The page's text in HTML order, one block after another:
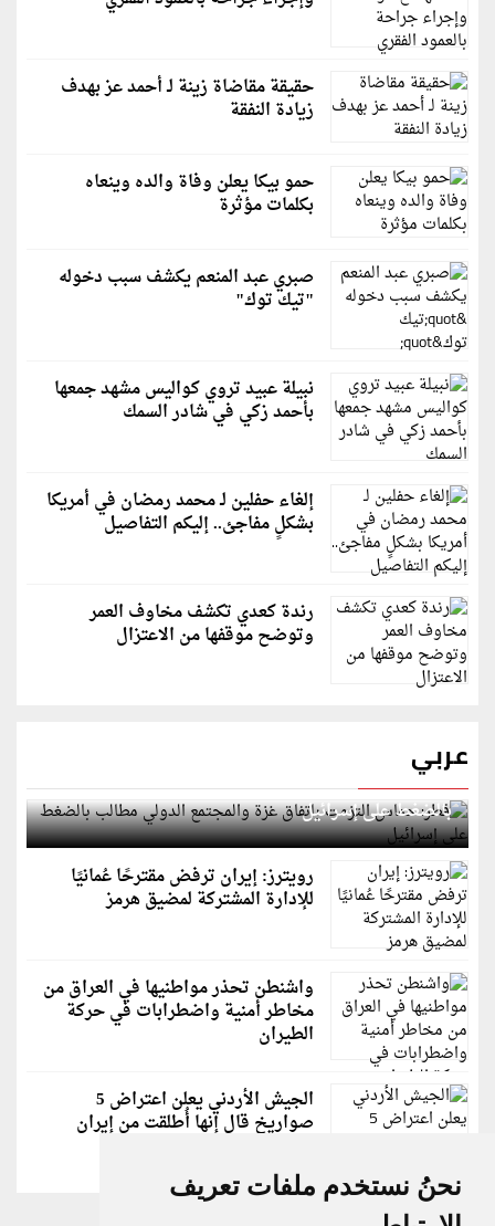
نحنُ نستخدم ملفات تعريف
حقيقة مقاضاة زينة لـ أحمد عز بهدف
زيادة النفقة
حمو بيكا يعلن وفاة والده وينعاه
بكلمات مؤثرة
صبري عبد المنعم يكشف سبب دخوله
"تيك توك"
نبيلة عبيد تروي كواليس مشهد جمعها
بأحمد زكي في شادر السمك
إلغاء حفلين لـ محمد رمضان في أمريكا
بشكلٍ مفاجئ.. إليكم التفاصيل
رندة كعدي تكشف مخاوف العمر
وتوضح موقفها من الاعتزال
عربي
قطر: حماس التزمت باتفاق غزة والمجتمع الدولي مطالب
بالضغط على إسرائيل
رويترز: إيران ترفض مقترحًا عُمانيًا
للإدارة المشتركة لمضيق هرمز
واشنطن تحذر مواطنيها في العراق من
مخاطر أمنية واضطرابات في حركة
الطيران
الجيش الأردني يعلن اعتراض 5
صواريخ قال إنها أُطلقت من إيران